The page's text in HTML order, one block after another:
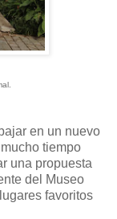
en un nuevo
tiempo
una propuesta
del Museo
favoritos